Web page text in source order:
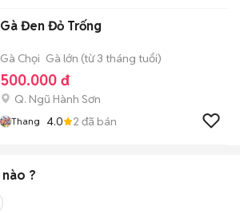
Gà Đen Đỏ Trống
Gà Chọi Gà lớn (từ 3 tháng tuổi)
500.000 đ
Q. Ngũ Hành Sơn
Thang 4.0 2 đã bán
nào ?